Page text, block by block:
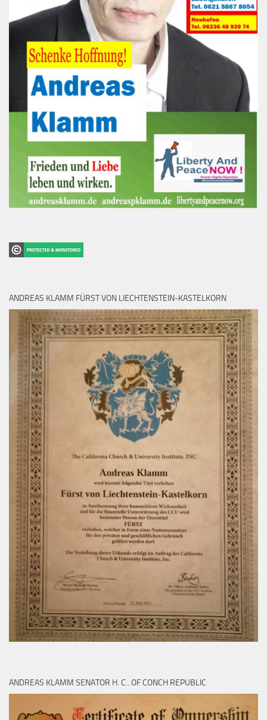
ANDREAS KLAMM FÜRST VON LIECHTENSTEIN-KASTELKORN
ANDREAS KLAMM SENATOR H. C.. OF CONCH REPUBLIC